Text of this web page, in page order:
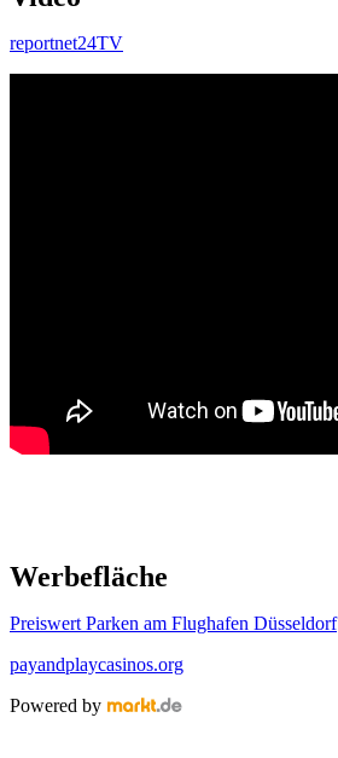
reportnet24TV
Werbefläche
Preiswert Parken am Flughafen Düsseldorf
payandplaycasinos.org
Powered by